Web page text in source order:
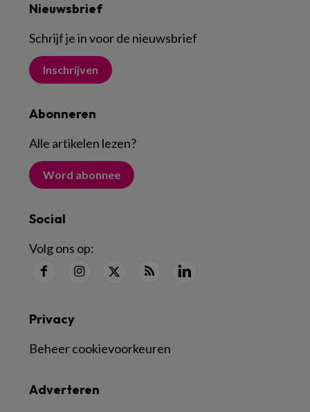
Nieuwsbrief
Schrijf je in voor de nieuwsbrief
Inschrijven
Abonneren
Alle artikelen lezen?
Word abonnee
Social
Volg ons op:
Adverteren
Privacy
Beheer cookievoorkeuren